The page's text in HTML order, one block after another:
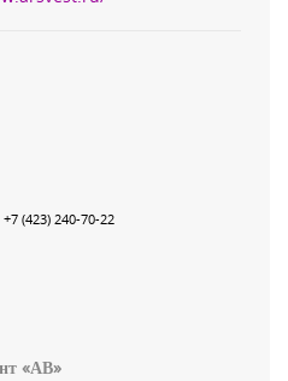
+7 (423) 240-70-22
«АВ»